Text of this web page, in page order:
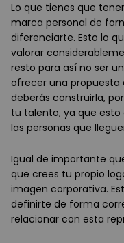
Lo que tienes que
marca personal de
diferenciarte. Esto lo
valorar
resto para así no ser
ofrecer una propuesta
deberás construirla,
tu talento, ya que
las personas que
Igual de importante
que crees tu propio
imagen corporativa.
definirte de forma
relacionar con esta